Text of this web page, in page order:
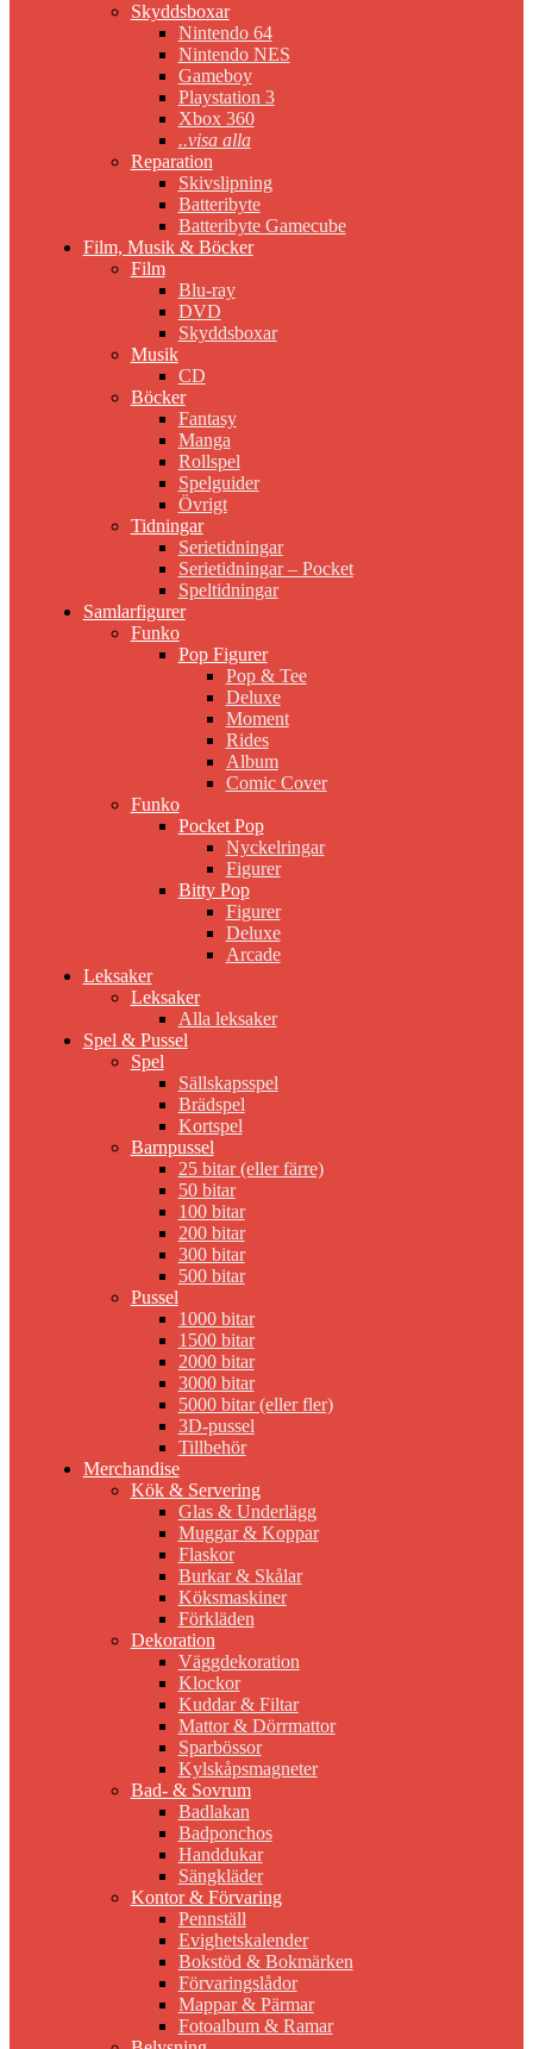
Skyddsboxar
Nintendo 64
Nintendo NES
Gameboy
Playstation 3
Xbox 360
..visa alla
Reparation
Skivslipning
Batteribyte
Batteribyte Gamecube
Film, Musik & Böcker
Film
Blu-ray
DVD
Skyddsboxar
Musik
CD
Böcker
Fantasy
Manga
Rollspel
Spelguider
Övrigt
Tidningar
Serietidningar
Serietidningar – Pocket
Speltidningar
Samlarfigurer
Funko
Pop Figurer
Pop & Tee
Deluxe
Moment
Rides
Album
Comic Cover
Funko
Pocket Pop
Nyckelringar
Figurer
Bitty Pop
Figurer
Deluxe
Arcade
Leksaker
Leksaker
Alla leksaker
Spel & Pussel
Spel
Sällskapsspel
Brädspel
Kortspel
Barnpussel
25 bitar (eller färre)
50 bitar
100 bitar
200 bitar
300 bitar
500 bitar
Pussel
1000 bitar
1500 bitar
2000 bitar
3000 bitar
5000 bitar (eller fler)
3D-pussel
Tillbehör
Merchandise
Kök & Servering
Glas & Underlägg
Muggar & Koppar
Flaskor
Burkar & Skålar
Köksmaskiner
Förkläden
Dekoration
Väggdekoration
Klockor
Kuddar & Filtar
Mattor & Dörrmattor
Sparbössor
Kylskåpsmagneter
Bad- & Sovrum
Badlakan
Badponchos
Handdukar
Sängkläder
Kontor & Förvaring
Pennställ
Evighetskalender
Bokstöd & Bokmärken
Förvaringslådor
Mappar & Pärmar
Fotoalbum & Ramar